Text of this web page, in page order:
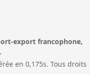
export francophone,
en 0,175s. Tous droits